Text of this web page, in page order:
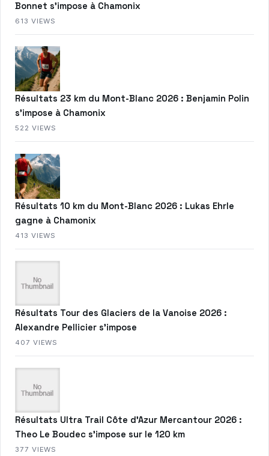
Bonnet s’impose à Chamonix
613 VIEWS
Résultats 23 km du Mont-Blanc 2026 : Benjamin Polin
s’impose à Chamonix
522 VIEWS
Résultats 10 km du Mont-Blanc 2026 : Lukas Ehrle
gagne à Chamonix
413 VIEWS
Résultats Tour des Glaciers de la Vanoise 2026 :
Alexandre Pellicier s’impose
407 VIEWS
Résultats Ultra Trail Côte d’Azur Mercantour 2026 :
Theo Le Boudec s’impose sur le 120 km
377 VIEWS